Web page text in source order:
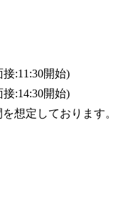
接:11:30開始)
接:14:30開始)
想定しております。